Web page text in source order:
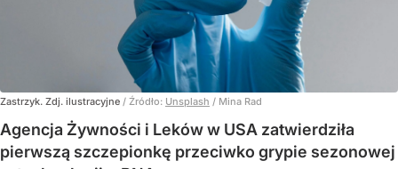
Zastrzyk. Zdj. ilustracyjne / Źródło: Unsplash / Mina Rad
Agencja Żywności i Leków w USA zatwierdziła
pierwszą szczepionkę przeciwko grypie sezonowej